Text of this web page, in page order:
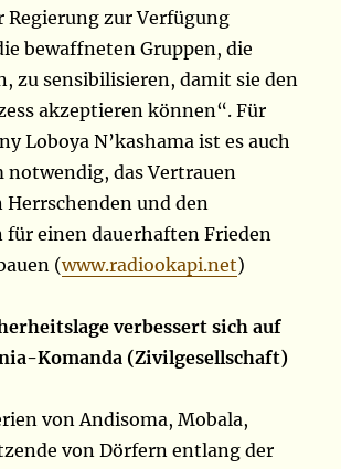
Regierung zur Verfügung
bewaffneten Gruppen, die
zu sensibilisieren, damit sie den
akzeptieren können“. Für
Loboya N’kashama ist es auch
notwendig, das Vertrauen
Herrschenden und den
für einen dauerhaften Frieden
(www.radiookapi.net)
verbessert sich auf
Komanda (Zivilgesellschaft)
von Andisoma, Mobala,
von Dörfern entlang der